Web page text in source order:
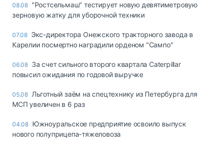
08.08 "Ростсельмаш" тестирует новую девятиметровую
зерновую жатку для уборочной техники
07.08 Экс-директора Онежского тракторного завода в
Карелии посмертно наградили орденом "Сампо"
06.08 За счет сильного второго квартала Caterpillar
повысил ожидания по годовой выручке
05.08 Льготный заём на спецтехнику из Петербурга для
МСП увеличен в 6 раз
04.08 Южноуральское предприятие освоило выпуск
нового полуприцепа-тяжеловоза